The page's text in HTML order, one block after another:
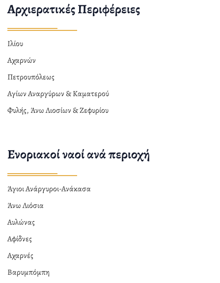
Αρχιερατικές Περιφέρειες
Ιλίου
Αχαρνών
Πετρουπόλεως
Αγίων Αναργύρων & Καματερού
Φυλής, Άνω Λιοσίων & Ζεφυρίου
Ενοριακοί ναοί ανά περιοχή
Άγιοι Ανάργυροι-Ανάκασα
Άνω Λιόσια
Αυλώνας
Αφίδνες
Αχαρνές
Βαρυμπόμπη